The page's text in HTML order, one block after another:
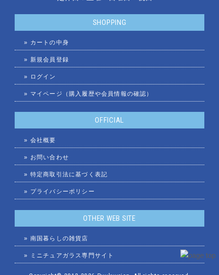
SHOPPING
» カートの中身
» 新規会員登録
» ログイン
» マイページ（購入履歴や会員情報の確認）
OFFICIAL
» 会社概要
» お問い合わせ
» 特定商取引法に基づく表記
» プライバシーポリシー
OTHER WEB SITE
» 南国暮らしの雑貨店
» ミニチュアガラス専門サイト